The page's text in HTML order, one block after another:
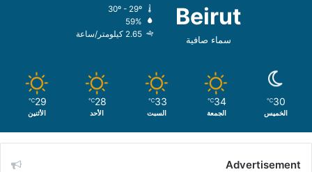
Beirut
سماء صافية
59%
2.65 كيلومتر/ساعة
30
℃
الخميس
34
℃
الجمعة
33
℃
السبت
28
℃
الأحد
29
℃
الأثنين
Advertisement